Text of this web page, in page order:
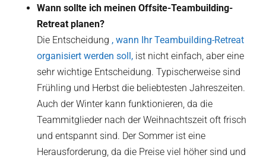
Wann sollte ich meinen Offsite-Teambuilding-
Retreat planen?
Die Entscheidung , wann Ihr Teambuilding-Retreat
organisiert werden soll, ist nicht einfach, aber eine
sehr wichtige Entscheidung. Typischerweise sind
Frühling und Herbst die beliebtesten Jahreszeiten.
Auch der Winter kann funktionieren, da die
Teammitglieder nach der Weihnachtszeit oft frisch
und entspannt sind. Der Sommer ist eine
Herausforderung, da die Preise viel höher sind und